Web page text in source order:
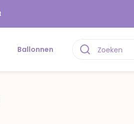
Ballonnen